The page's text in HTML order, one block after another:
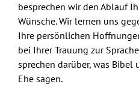
besprechen wir den Ablauf
Wünsche. Wir lernen uns
Ihre persönlichen
bei Ihrer Trauung zur
sprechen darüber, was Bibel
Ehe sagen.